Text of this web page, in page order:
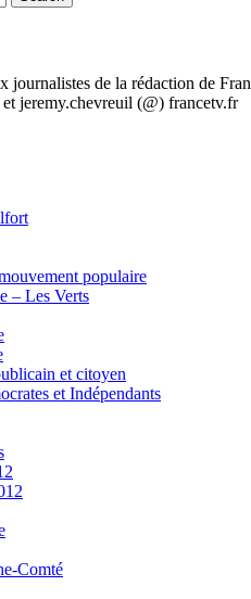
journalistes de la rédaction de
jeremy.chevreuil (@) francetv.fr
populaire
– Les Verts
et citoyen
et Indépendants
Comté